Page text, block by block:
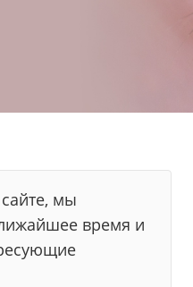
мы
время и